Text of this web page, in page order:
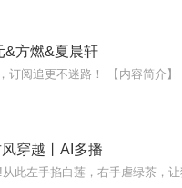
&方燃&夏晨轩
穿越丨AI多播